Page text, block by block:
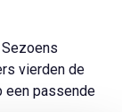
vierden de
een passende